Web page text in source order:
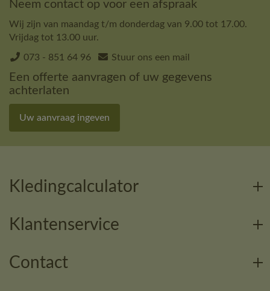
Neem contact op voor een afspraak
Wij zijn van maandag t/m donderdag van 9.00 tot 17.00.
Vrijdag tot 13.00 uur.
073 - 851 64 96 Stuur ons een mail
Een offerte aanvragen of uw gegevens
achterlaten
Uw aanvraag ingeven
Kledingcalculator
Klantenservice
Contact